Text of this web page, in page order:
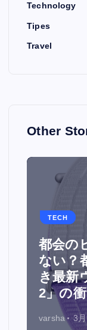
Technology
Tipes
Travel
Other
TECH
都会の
ない？
き最新
2」の
varsha 3